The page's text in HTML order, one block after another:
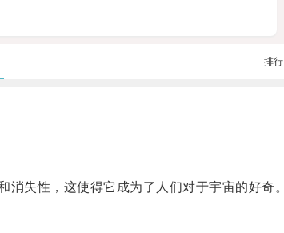
排行
失性，这使得它成为了人们对于宇宙的好奇。